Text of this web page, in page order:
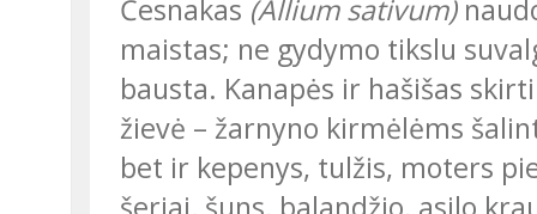
Česnakas (Allium sativum)
maistas; ne gydymo tikslu
bausta. Kanapės ir hašišas
žievė – žarnyno kirmėlėms
bet ir kepenys, tulžis, moters